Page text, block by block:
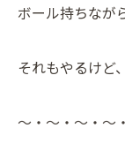
ボール持ちなが
それもやるけど
〜・〜・〜・〜